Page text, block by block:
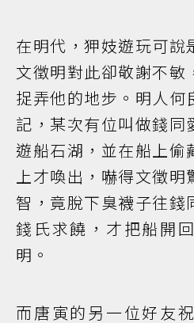
在明代，狎妓遊玩可說
文徵明對此卻敬謝不敏
捉弄他的地步。明人何
記，某次有位叫做錢同
遊船石湖，並在船上偷
上才喚出，嚇得文徵明
智，竟脫下臭襪子往錢
錢氏求饒，才把船開
明。
而唐寅的另一位好友